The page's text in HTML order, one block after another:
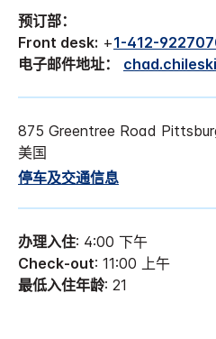
预订部：
Front desk: +1-412-
电子邮件地址：
875 Greentree Road
美国
停车及交通信息
办理入住: 4:00 下午
Check-out: 11:00 上午
最低入住年龄: 21